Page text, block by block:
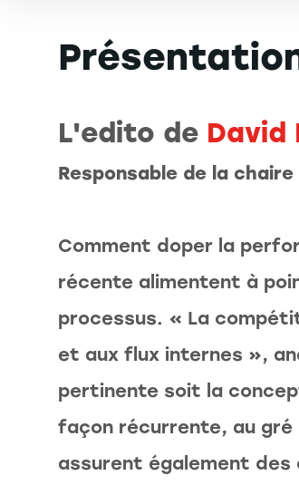
L'edito de David
Responsable de la
Comment doper la
récente alimentent à
processus. « La
et aux flux internes »,
pertinente soit la
façon récurrente, au
assurent également des